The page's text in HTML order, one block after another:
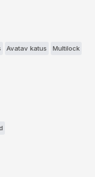
Avatav katus Multilock